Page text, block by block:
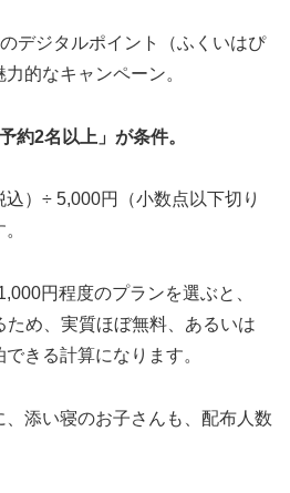
デジタルポイント（ふくいはぴ
的なキャンペーン。
予約2名以上」 が条件。
込）÷ 5,000円（小数点以下切り
円程度のプランを選ぶと、
ため、実質ほぼ無料、あるいは
きる計算になります。
、添い寝のお子さんも、配布人数